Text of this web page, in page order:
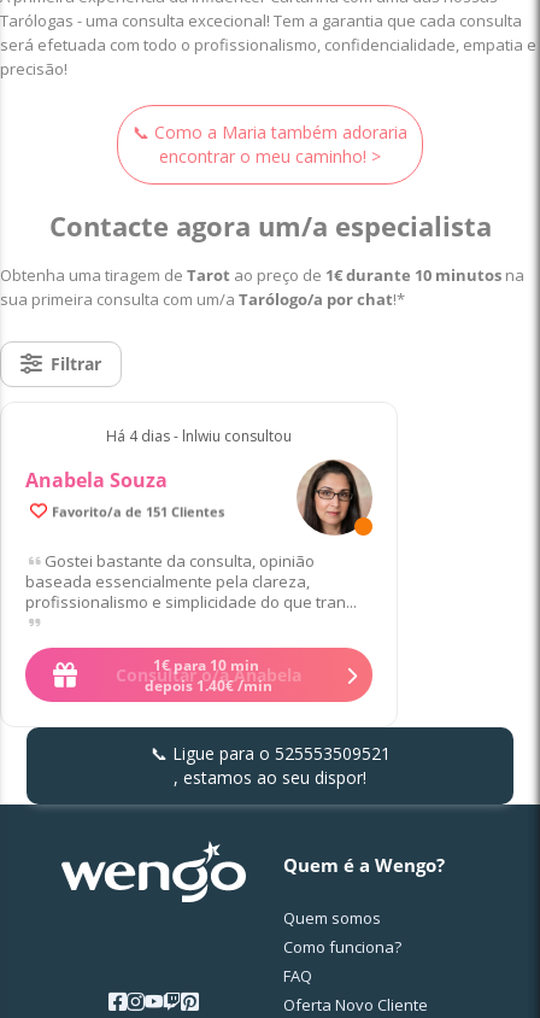
Tarólogas - uma consulta excecional! Tem a garantia que cada consulta
será efetuada com todo o profissionalismo, confidencialidade, empatia e
precisão!
📞 Como a Maria também adoraria
encontrar o meu caminho! >
Contacte agora um/a especialista
Obtenha uma tiragem de Tarot ao preço de 1€ durante 10 minutos na
sua primeira consulta com um/a Tarólogo/a por chat!*
Filtrar
Há 4 dias - lnlwiu consultou
Anabela Souza
Favorito/a de 151 Clientes
Gostei bastante da consulta, opinião
baseada essencialmente pela clareza,
profissionalismo e simplicidade do que tran...
Consultar o/a Anabela
1€ para 10 min
depois 1.40€/min
📞 Ligue para o 525553509521
, estamos ao seu dispor!
Quem é a Wengo?
Quem somos
Como funciona?
FAQ
Oferta Novo Cliente